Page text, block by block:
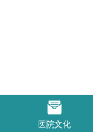
医院文化